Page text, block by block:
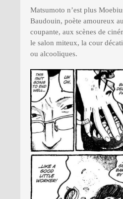
Matsumoto n’est plus
Baudouin, poète amoureux
coupante, aux scènes de
le salon miteux, la cour
ou alcooliques.